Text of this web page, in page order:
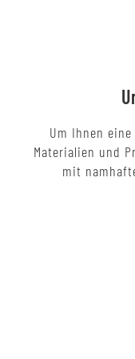
Um Ihnen
Materialien und
mit